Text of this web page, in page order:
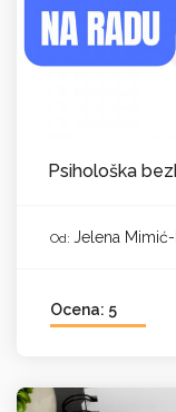
Psihološka
Od: Jelena
Ocena: 5